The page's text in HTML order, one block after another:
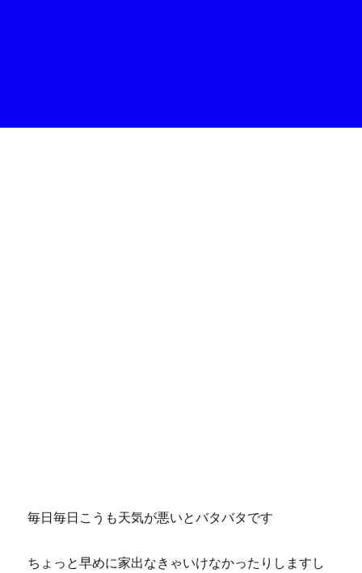
毎日毎日こうも天気が悪いとバタバタです
ちょっと早めに家出なきゃいけなかったりしますし